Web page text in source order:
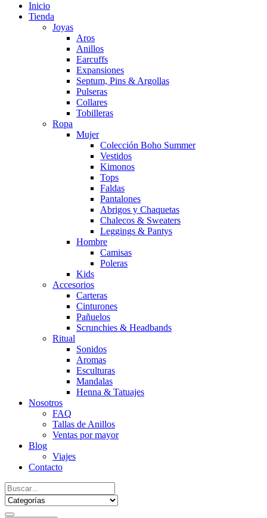
Inicio
Tienda
Joyas
Aros
Anillos
Earcuffs
Expansiones
Septum, Pins & Argollas
Pulseras
Collares
Tobilleras
Ropa
Mujer
Colección Boho Summer
Vestidos
Kimonos
Tops
Faldas
Pantalones
Abrigos y Chaquetas
Chalecos & Sweaters
Leggings & Pantys
Hombre
Camisas
Poleras
Kids
Accesorios
Carteras
Cinturones
Pañuelos
Scrunchies & Headbands
Ritual
Sonidos
Aromas
Esculturas
Mandalas
Henna & Tatuajes
Nosotros
FAQ
Tallas de Anillos
Ventas por mayor
Blog
Viajes
Contacto